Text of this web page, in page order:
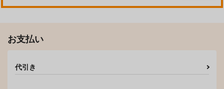
お支払い
代引き